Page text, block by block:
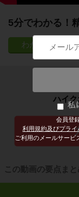
会員登
利用規約及びプラ
ご利用のメールサービ
5分でわかる！
子ども
ハイ
この動画の要点まと